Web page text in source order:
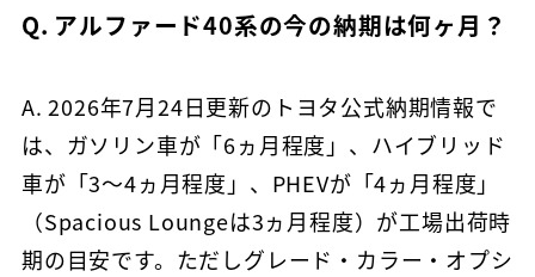
Q. アルファード40系の今の納期は何ヶ月？
A. 2026年7月24日更新のトヨタ公式納期情報で
は、ガソリン車が「6ヵ月程度」、ハイブリッド
車が「3～4ヵ月程度」、PHEVが「4ヵ月程度」
（Spacious Loungeは3ヵ月程度）が工場出荷時
期の目安です。ただしグレード・カラー・オプシ